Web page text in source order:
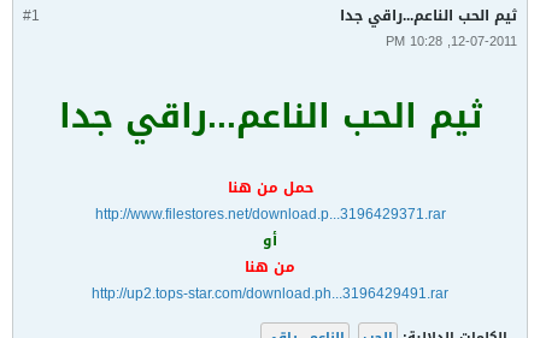
#1 ثيم الحب الناعم...راقي جدا
12-07-2011, 10:28 PM
ثيم الحب الناعم...راقي جدا
حمل من هنا
http://www.filestores.net/download.p...3196429371.rar
أو
من هنا
http://up2.tops-star.com/download.ph...3196429491.rar